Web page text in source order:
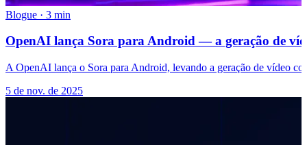
Blogue · 3 min
OpenAI lança Sora para Android — a geração de
A OpenAI lança o Sora para Android, levando a geração de vídeo
5 de nov. de 2025